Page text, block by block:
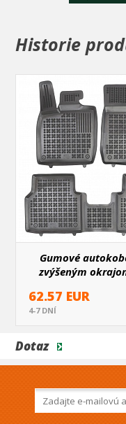
Koberce sú
Súčasťou
Historie
Gumové
zvýšeným
62.57 EUR
4-7 DNÍ
Dotaz